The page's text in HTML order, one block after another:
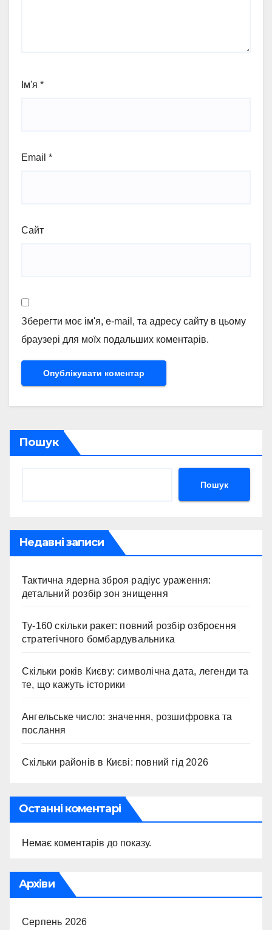
Ім'я *
Email *
Сайт
Зберегти моє ім'я, e-mail, та адресу сайту в цьому
браузері для моїх подальших коментарів.
Пошук
Пошук
Недавні записи
Тактична ядерна зброя радіус ураження:
детальний розбір зон знищення
Ту-160 скільки ракет: повний розбір озброєння
стратегічного бомбардувальника
Скільки років Києву: символічна дата, легенди та
те, що кажуть історики
Ангельське число: значення, розшифровка та
послання
Скільки районів в Києві: повний гід 2026
Останні коментарі
Немає коментарів до показу.
Архіви
Серпень 2026